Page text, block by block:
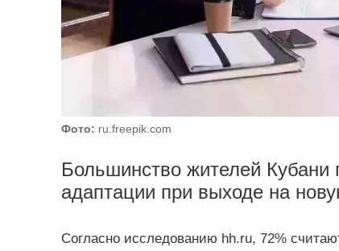
Фото: ru.freepik.com
Большинство жителей
адаптации при выходе на
Согласно исследованию hh.ru, 72%